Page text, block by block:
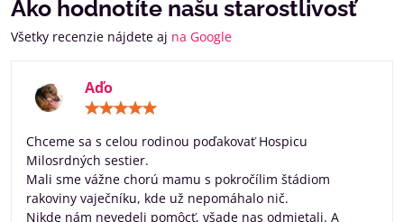
Ako hodnotíte našu starostlivosť
Všetky recenzie nájdete aj na Google
Aďo
5
Chceme sa s celou rodinou poďakovať Hospicu
Milosrdných sestier.
Mali sme vážne chorú mamu s pokročílim štádiom
rakoviny vaječníku, kde už nepomáhalo nič.
Nikde nám nevedeli pomôcť, všade nas odmietali. A